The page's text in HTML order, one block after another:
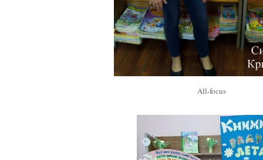
All-focus